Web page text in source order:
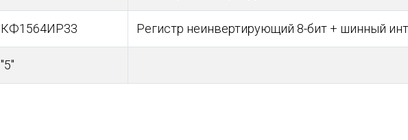
КФ1564ИР33 Регистр неинвертирующий 8-бит + шинный
"5"